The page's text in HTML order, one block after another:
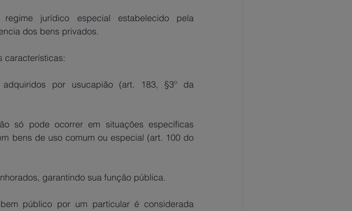
jurídico especial estabelecido pela
dos bens privados.
características:
por usucapião (art. 183, §3º da
só pode ocorrer em situações específicas
bens de uso comum ou especial (art. 100 do
garantindo sua função pública.